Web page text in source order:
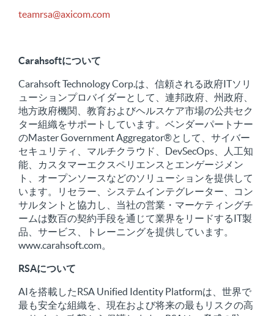
teamrsa@axicom.com
Carahsoftについて
Carahsoft Technology Corp.は、信頼される政府ITソリ
ューションプロバイダーとして、連邦政府、州政府、
地方政府機関、教育およびヘルスケア市場の公共セク
ター組織をサポートしています。ベンダーパートナー
のMaster Government Aggregator®として、サイバー
セキュリティ、マルチクラウド、DevSecOps、人工知
能、カスタマーエクスペリエンスとエンゲージメン
ト、オープンソースなどのソリューションを提供して
います。リセラー、システムインテグレーター、コン
サルタントと協力し、当社の営業・マーケティングチ
ームは数百の契約手段を通じて業界をリードするIT製
品、サービス、トレーニングを提供しています。
www.carahsoft.com。
RSAについて
AIを搭載したRSA Unified Identity Platformは、世界で
最も安全な組織を、現在および将来の最もリスクの高